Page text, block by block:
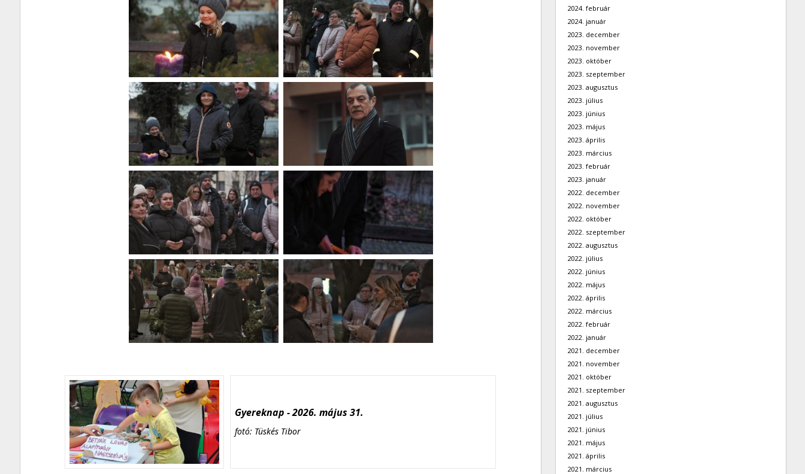
Gyereknap - 2026. május 31.
fotó: Tüskés Tibor
2024. február
2024. január
2023. december
2023. november
2023. október
2023. szeptember
2023. augusztus
2023. július
2023. június
2023. május
2023. április
2023. március
2023. február
2023. január
2022. december
2022. november
2022. október
2022. szeptember
2022. augusztus
2022. július
2022. június
2022. május
2022. április
2022. március
2022. február
2022. január
2021. december
2021. november
2021. október
2021. szeptember
2021. augusztus
2021. július
2021. június
2021. május
2021. április
2021. március